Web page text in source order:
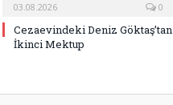
03.08.2026 0
Cezaevindeki Deniz Göktaş’tan
İkinci Mektup